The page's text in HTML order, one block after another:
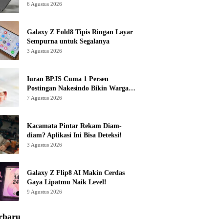
6 Agustus 2026
Galaxy Z Fold8 Tipis Ringan Layar
Sempurna untuk Segalanya
3 Agustus 2026
Iuran BPJS Cuma 1 Persen
Postingan Nakesindo Bikin Warganet
Murka
7 Agustus 2026
Kacamata Pintar Rekam Diam-
diam? Aplikasi Ini Bisa Deteksi!
3 Agustus 2026
Galaxy Z Flip8 AI Makin Cerdas
Gaya Lipatmu Naik Level!
9 Agustus 2026